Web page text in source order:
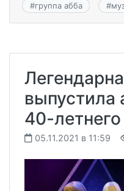
#группа абба #
выпустила
40-
05.11.2021 в 11:59